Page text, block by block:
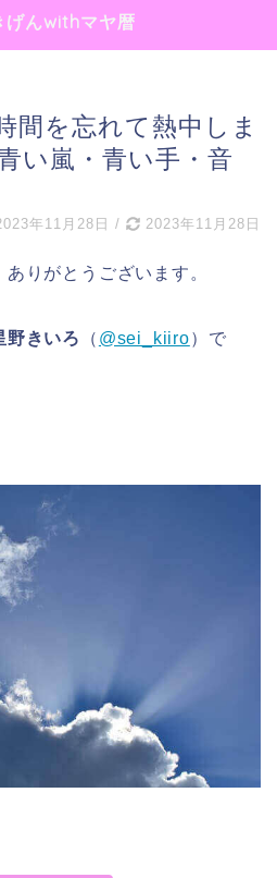
げんwithマヤ暦
間を忘れて熱中しま
い嵐・青い手・音
年11月28日 / 2023年11月28日
りがとうございます。
野きいろ （ @sei_kiiro）で